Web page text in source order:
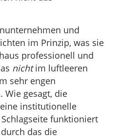
und
im Prinzip, was sie
professionell und
nichtim luftleeren
sehr engen
Wie gesagt, die
institutionelle
funktioniert
das die